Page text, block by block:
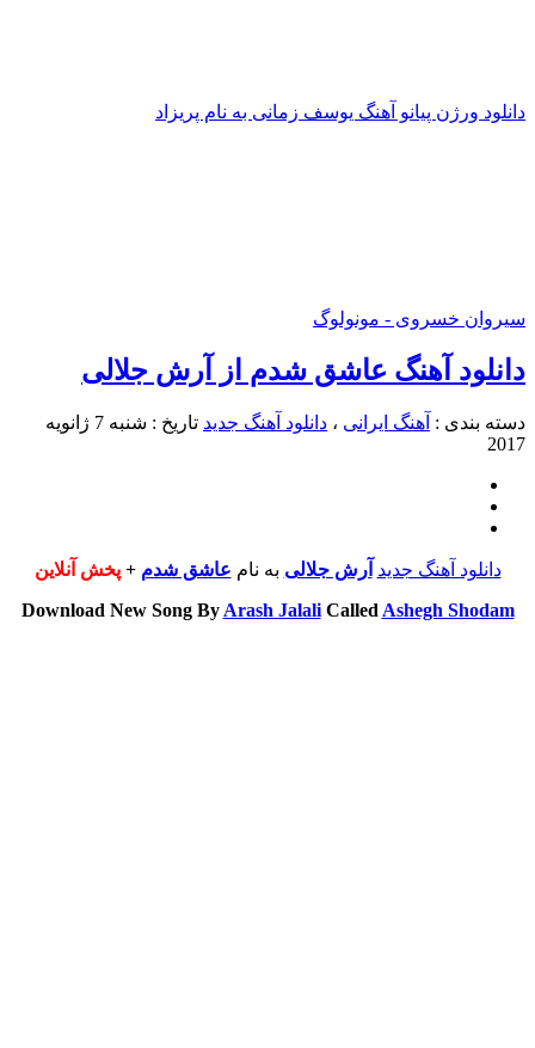
ورژن پیانو آهنگ یوسف زمانی به نام پریزاد
خسروی - مونولوگ
آهنگ عاشق شدم از آرش جلالی
بندی : آهنگ ایرانی، دانلود آهنگ جدید
تاریخ : شنبه 7 ژانویه
دانلود آهنگ جدید آرش جلالیبه نامعاشق شدم+پخش آنلاین
Download New Song ByArash JalaliCalledAshegh Shodam